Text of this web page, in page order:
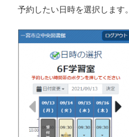
予約したい日時を選択します。